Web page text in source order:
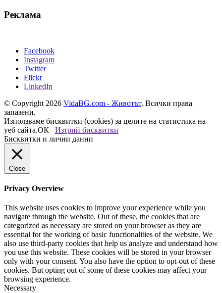
Реклама
Facebook
Instagram
Twitter
Flickr
LinkedIn
© Copyright 2026 VidaBG.com - Животът. Всички права
запазени.
Използваме бисквитки (cookies) за целите на статистика на
уеб сайта.ОК
Изтрий бисквитки
Бисквитки и лични данни
Close
Privacy Overview
This website uses cookies to improve your experience while you
navigate through the website. Out of these, the cookies that are
categorized as necessary are stored on your browser as they are
essential for the working of basic functionalities of the website. We
also use third-party cookies that help us analyze and understand how
you use this website. These cookies will be stored in your browser
only with your consent. You also have the option to opt-out of these
cookies. But opting out of some of these cookies may affect your
browsing experience.
Necessary